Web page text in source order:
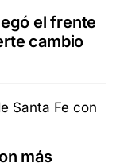
el frente
cambio
más